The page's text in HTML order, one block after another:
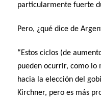
particularmente fuerte
Pero, ¿qué dice de
“Estos ciclos (de
pueden ocurrir, como lo
hacia la elección del
Kirchner, pero es más